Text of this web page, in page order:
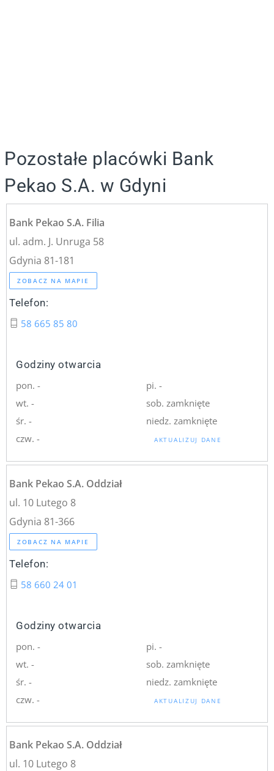
Pozostałe placówki Bank
Pekao S.A. w Gdyni
Bank Pekao S.A. Filia
ul. adm. J. Unruga 58
Gdynia 81-181
ZOBACZ NA MAPIE
Telefon:
58 665 85 80
Godziny otwarcia
pon. -
wt. -
śr. -
czw. -
pi. -
sob. zamknięte
niedz. zamknięte
AKTUALIZUJ DANE
Bank Pekao S.A. Oddział
ul. 10 Lutego 8
Gdynia 81-366
ZOBACZ NA MAPIE
Telefon:
58 660 24 01
Godziny otwarcia
pon. -
wt. -
śr. -
czw. -
pi. -
sob. zamknięte
niedz. zamknięte
AKTUALIZUJ DANE
Bank Pekao S.A. Oddział
ul. 10 Lutego 8